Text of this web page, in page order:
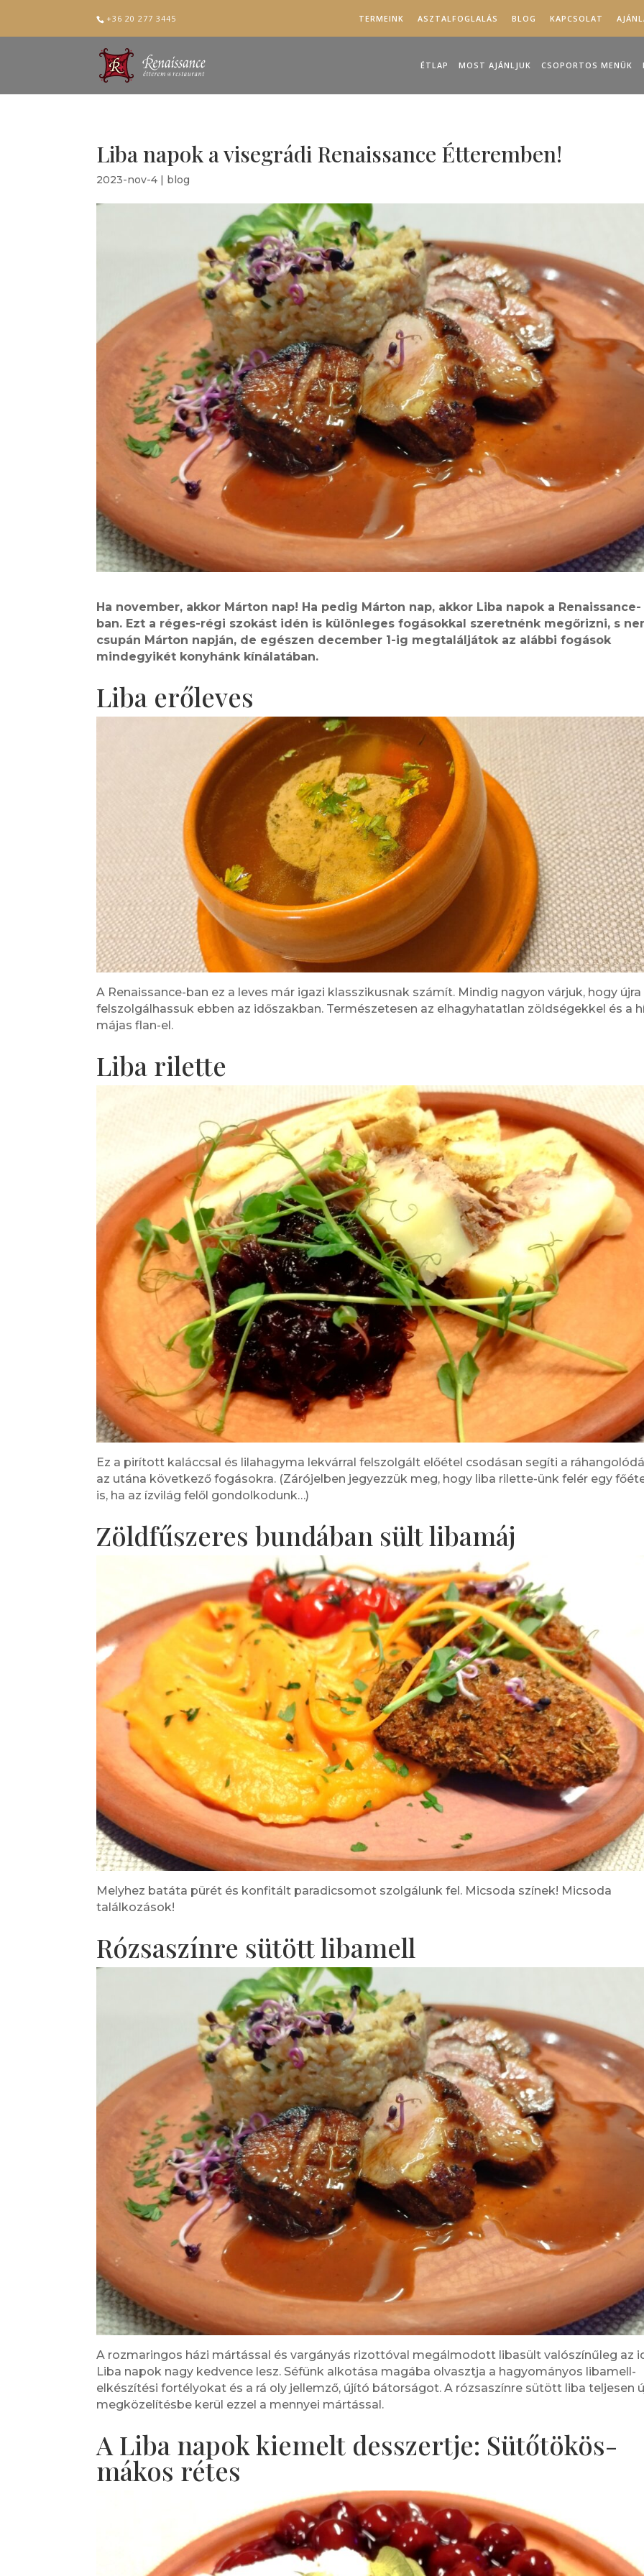
+36 20 277 3445 TERMEINK ASZTALFOGLALÁS BLOG KAPCSOLAT
ÉTLAP MOST AJÁNLJUK CSOPORTOS MENÜK
Liba napok a visegrádi Renaissance Étteremben!
2023-nov-4 | blog
Ha november, akkor Márton nap! Ha pedig Márton nap, akkor Liba napok a Renaissance-
ban. Ezt a réges-régi szokást idén is különleges fogásokkal szeretnénk megőrizni, s
csupán Márton napján, de egészen december 1-ig megtaláljátok az alábbi fogások
mindegyikét konyhánk kínálatában.
Liba erőleves
A Renaissance-ban ez a leves már igazi klasszikusnak számít. Mindig nagyon várjuk, hogy újra
felszolgálhassuk ebben az időszakban. Természetesen az elhagyhatatlan zöldségekkel és a
májas flan-el.
Liba rilette
Ez a pirított kaláccsal és lilahagyma lekvárral felszolgált előétel csodásan segíti a
az utána következő fogásokra. (Zárójelben jegyezzük meg, hogy liba rilette-ünk felér egy
is, ha az ízvilág felől gondolkodunk…)
Zöldfűszeres bundában sült libamáj
Melyhez batáta pürét és konfitált paradicsomot szolgálunk fel. Micsoda színek! Micsoda
találkozások!
Rózsaszínre sütött libamell
A rozmaringos házi mártással és vargányás rizottóval megálmodott libasült valószínűleg az
Liba napok nagy kedvence lesz. Séfünk alkotása magába olvasztja a hagyományos libamell-
elkészítési fortélyokat és a rá oly jellemző, újító bátorságot. A rózsaszínre sütött liba teljesen
megközelítésbe kerül ezzel a mennyei mártással.
A Liba napok kiemelt desszertje: Sütőtökös-
mákos rétes